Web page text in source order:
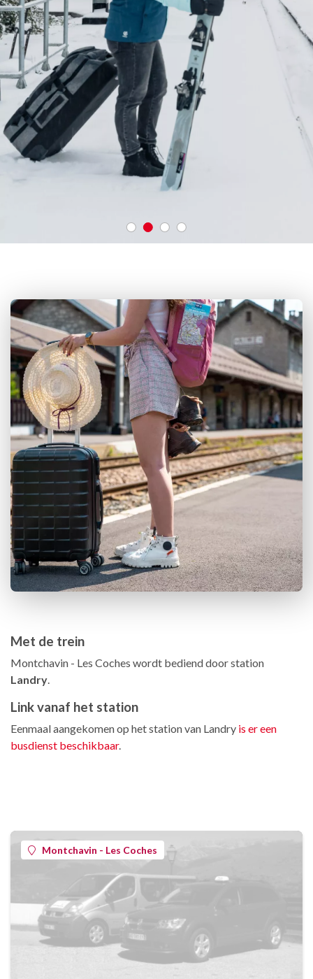
Met de trein
Montchavin - Les Coches wordt bediend door station
Landry.
Link vanaf het station
Eenmaal aangekomen op het station van Landry is er een
busdienst beschikbaar.
Montchavin - Les Coches